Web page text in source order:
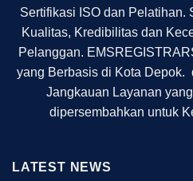
Sertifikasi ISO dan Pelatihan.
Kualitas, Kredibilitas dan
Pelanggan.
yang Berbasis di Kota Depok.
Jangkauan Layanan
dipersembahkan untuk
LATEST NEWS